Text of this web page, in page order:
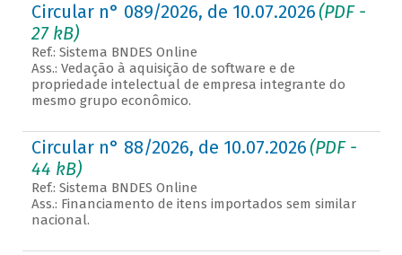
Circular n° 089/2026, de 10.07.2026(PDF -
27 kB)
Ref.: Sistema BNDES Online
Ass.: Vedação à aquisição de software e de
propriedade intelectual de empresa integrante do
mesmo grupo econômico.
Circular n° 88/2026, de 10.07.2026(PDF -
44 kB)
Ref.: Sistema BNDES Online
Ass.: Financiamento de itens importados sem similar
nacional.